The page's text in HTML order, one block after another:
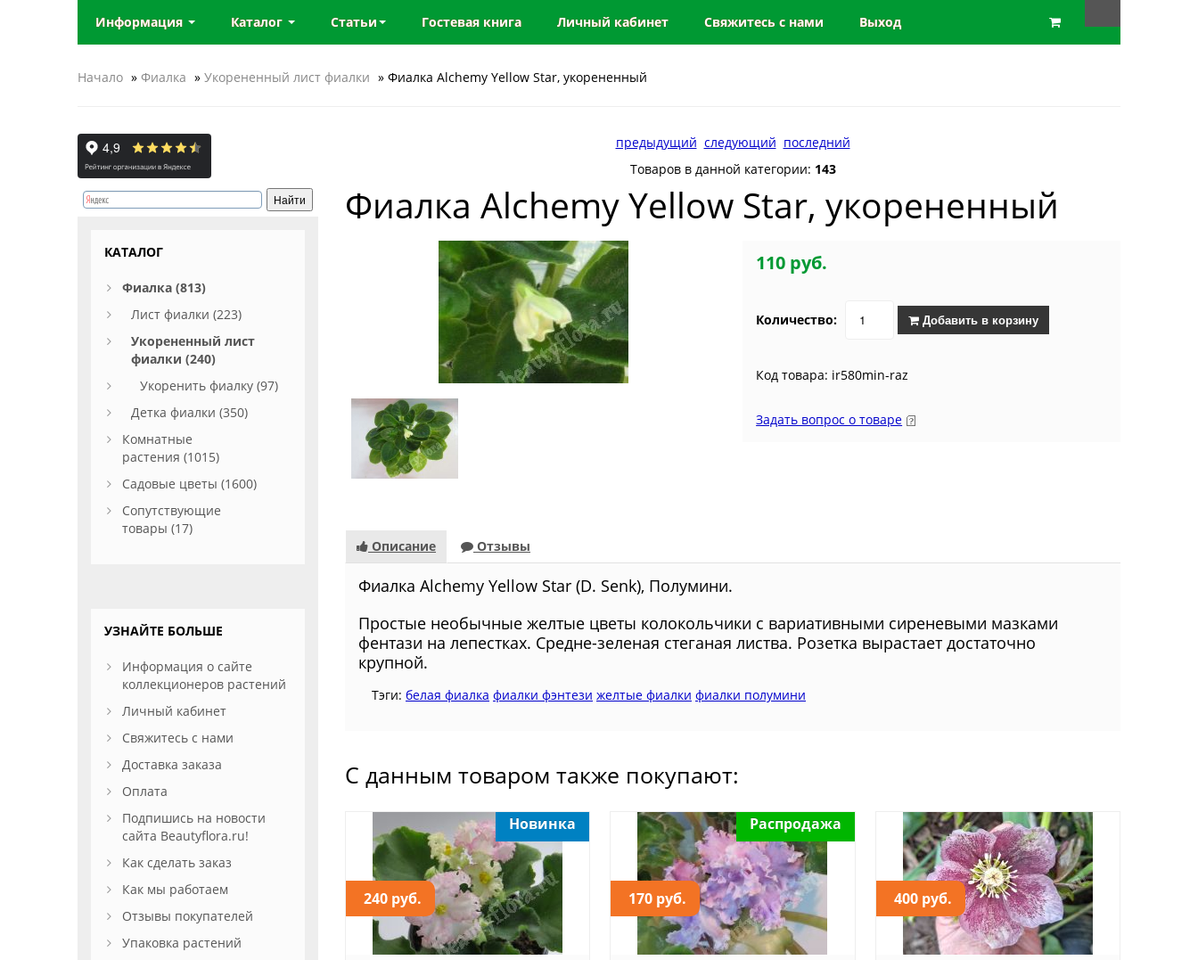
Информация Каталог Статьи Гостевая книга Личный кабинет Свяжитесь с нами Выход
Начало » Фиалка » Укорененный лист фиалки » Фиалка Alchemy Yellow Star, укорененный
предыдущий следующий последний
Товаров в данной категории: 143
Фиалка Alchemy Yellow Star, укорененный
110 руб.
Количество: Добавить в корзину
Код товара: ir580min-raz
Задать вопрос о товаре
Описание Отзывы
Фиалка Alchemy Yellow Star (D. Senk), Полумини.
Простые необычные желтые цветы колокольчики с вариативными сиреневыми мазками
фентази на лепестках. Средне-зеленая стеганая листва. Розетка вырастает достаточно
крупной.
Тэги:белая фиалка фиалки фэнтези желтые фиалки фиалки полумини
С данным товаром также покупают:
240 руб.
Новинка
170 руб.
Распродажа
400 руб.
КАТАЛОГ
Фиалка (813)
Лист фиалки (223)
Укорененный лист
фиалки (240)
Укоренить фиалку (97)
Детка фиалки (350)
Комнатные
растения (1015)
Садовые цветы (1600)
Сопутствующие
товары (17)
УЗНАЙТЕ БОЛЬШЕ
Информация о сайте
коллекционеров растений
Личный кабинет
Свяжитесь с нами
Доставка заказа
Оплата
Подпишись на новости
сайта Beautyflora.ru!
Как сделать заказ
Как мы работаем
Отзывы покупателей
Упаковка растений